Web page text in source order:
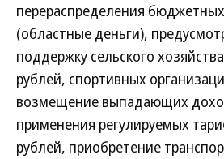
перераспределения
(областные деньги),
поддержку сельского
рублей, спортивных
возмещение выпадающих
применения регулируемых
рублей, приобретение